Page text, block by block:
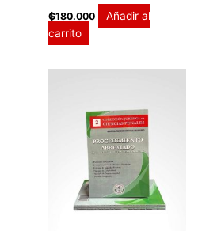
₲180.000
Añadir al
carrito